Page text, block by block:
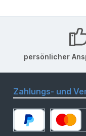
persönlicher
Zahlungs- und